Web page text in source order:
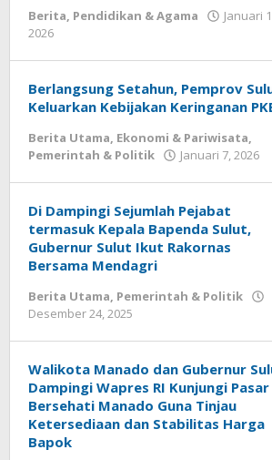
Berita, Pendidikan & Agama
Januari
2026
Berlangsung Setahun, Pemprov
Keluarkan Kebijakan Keringanan
Berita Utama, Ekonomi & Pariwisata,
Pemerintah & Politik
Januari 7, 2026
Di Dampingi Sejumlah Pejabat
termasuk Kepala Bapenda Sulut,
Gubernur Sulut Ikut Rakornas
Bersama Mendagri
Berita Utama, Pemerintah & Politik
Desember 24, 2025
Walikota Manado dan Gubernur
Dampingi Wapres RI Kunjungi Pasar
Bersehati Manado Guna Tinjau
Ketersediaan dan Stabilitas Harga
Bapok